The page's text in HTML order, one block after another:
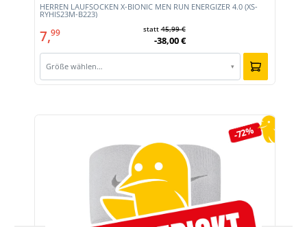
HERREN LAUFSOCKEN X-BIONIC MEN RUN ENERGIZER 4.0 (XS-
RYHIS23M-B223)
7,99 statt45,99 €
-38,00 €
Größe wählen… ▾
-72%